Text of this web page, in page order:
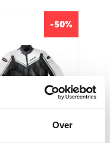
Over
was:
is:
-50%